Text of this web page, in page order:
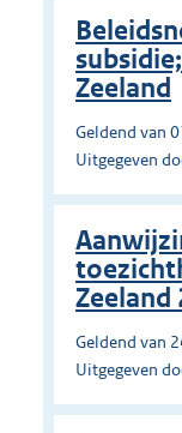
Zeeland
Geldend van
Uitgegeven
Zeeland
Geldend van
Uitgegeven